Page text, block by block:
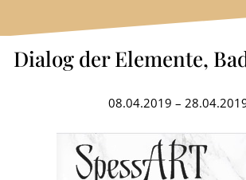
Dialog der Elemente,
08.04.2019 –